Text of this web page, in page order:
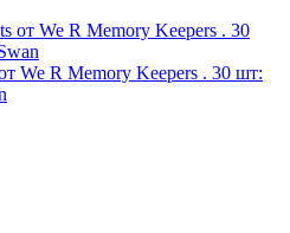
We R Memory Keepers . 30 шт: